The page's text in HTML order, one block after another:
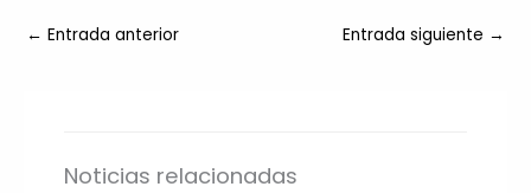
← Entrada anterior Entrada siguiente →
Noticias relacionadas